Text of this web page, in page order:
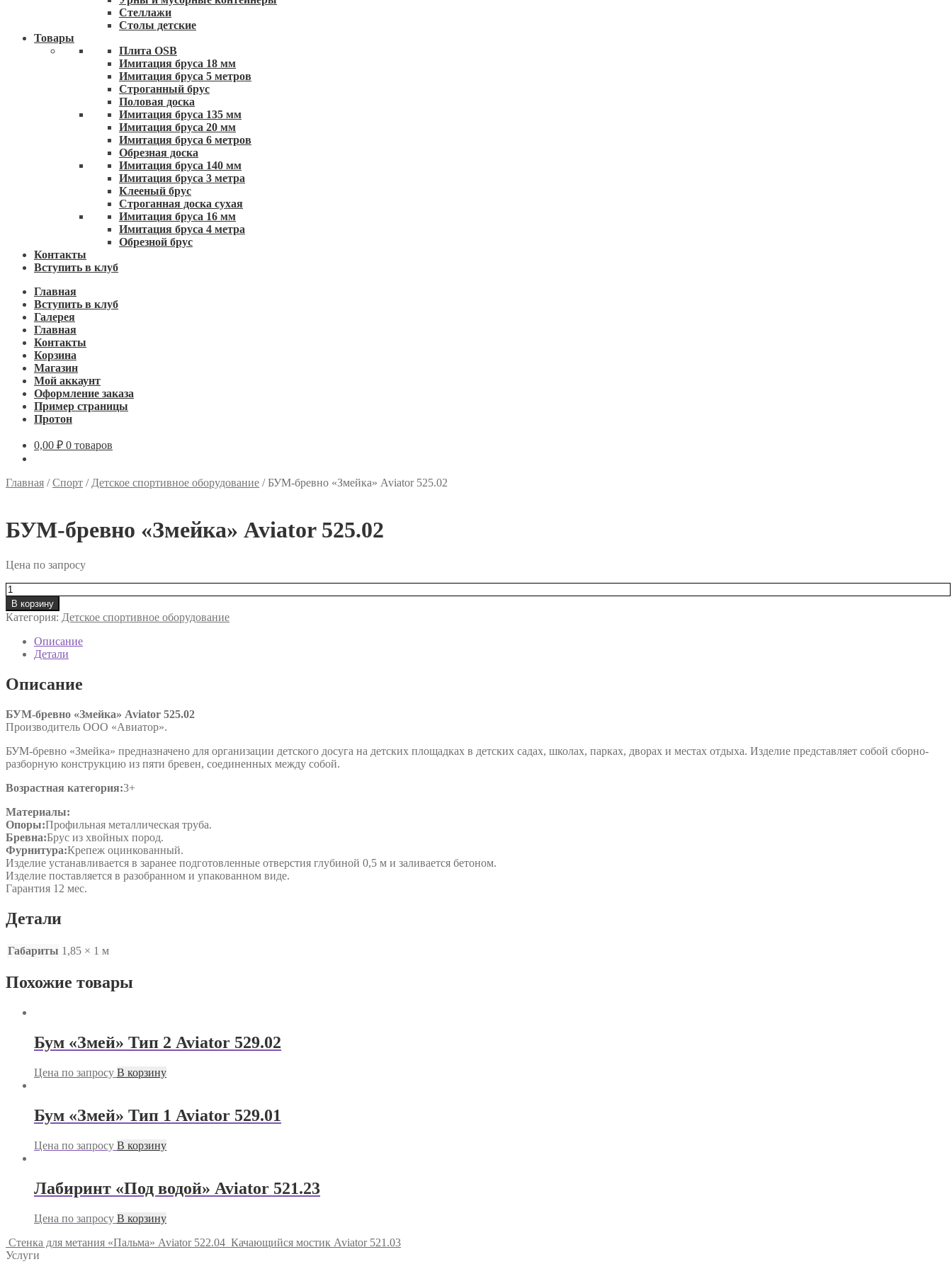
Стеллажи
Столы детские
Товары
Плита OSB
Имитация бруса 18 мм
Имитация бруса 5 метров
Строганный брус
Половая доска
Имитация бруса 135 мм
Имитация бруса 20 мм
Имитация бруса 6 метров
Обрезная доска
Имитация бруса 140 мм
Имитация бруса 3 метра
Клееный брус
Строганная доска сухая
Имитация бруса 16 мм
Имитация бруса 4 метра
Обрезной брус
Контакты
Вступить в клуб
Главная
Вступить в клуб
Галерея
Главная
Контакты
Корзина
Магазин
Мой аккаунт
Оформление заказа
Пример страницы
Протон
0,00 ₽ 0 товаров
Главная /Спорт / Детское спортивное оборудование /БУМ-бревно «Змейка» Aviator 525.02
БУМ-бревно «Змейка» Aviator 525.02
Цена по запросу
Количество
товара
БУМ-
"Змейка"
Aviator
В корзину
Категория: Детское спортивное оборудование
Описание
Детали
Описание
БУМ-бревно «Змейка» Aviator 525.02
Производитель ООО «Авиатор».
БУМ-бревно «Змейка» предназначено для организации детского досуга на детских площадках в детских садах, школах, парках, дворах и местах отдыха. Изделие представляет собой сборно-
разборную конструкцию из пяти бревен, соединенных между собой.
Возрастная категория:3+
Материалы:
Опоры:Профильная металлическая труба.
Бревна:Брус из хвойных пород.
Фурнитура:Крепеж оцинкованный.
Изделие устанавливается в заранее подготовленные отверстия глубиной 0,5 м и заливается бетоном.
Изделие поставляется в разобранном и упакованном виде.
Гарантия 12 мес.
Детали
Габариты 1,85 × 1 м
Похожие товары
Бум «Змей» Тип 2 Aviator 529.02
Цена по запросу В корзину
Бум «Змей» Тип 1 Aviator 529.01
Цена по запросу В корзину
Лабиринт «Под водой» Aviator 521.23
Цена по запросу В корзину
Стенка для метания «Пальма» Aviator 522.04 Качающийся мостик Aviator 521.03
Услуги